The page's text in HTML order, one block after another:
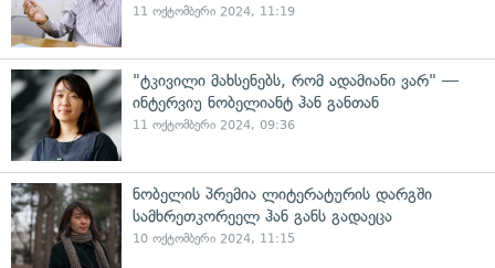
11 ოქტომბერი 2024, 11:19
"ტკივილი მახსენებს, რომ ადამიანი ვარ" —
ინტერვიუ ნობელიანტ ჰან განთან
11 ოქტომბერი 2024, 09:36
ნობელის პრემია ლიტერატურის დარგში
სამხრეთკორეელ ჰან განს გადაეცა
10 ოქტომბერი 2024, 11:15